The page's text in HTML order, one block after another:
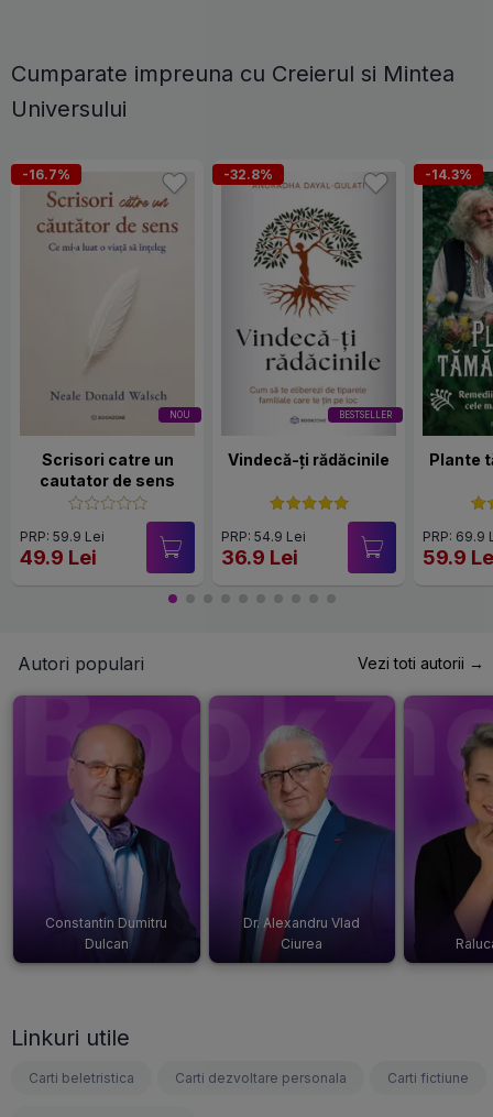
Cumparate impreuna cu Creierul si Mintea
Universului
NOU
-16.7%
Scrisori catre un
cautator de sens
PRP: 59.9 Lei
49.9 Lei
BESTSELLER
-32.8%
Vindecă-ți rădăcinile
PRP: 54.9 Lei
36.9 Lei
-14.3%
Plante
PRP: 69.9
59.9
Autori populari Vezi toti autorii →
Constantin Dumitru
Dulcan
Dr. Alexandru Vlad
Ciurea
Linkuri utile
Carti beletristica Carti dezvoltare personala Carti fictiune